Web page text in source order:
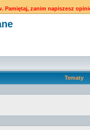
zanim napiszesz
Tematy